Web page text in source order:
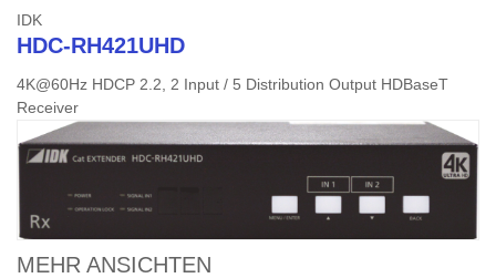
IDK
HDC-RH421UHD
4K@60Hz HDCP 2.2, 2 Input / 5 Distribution Output HDBaseT
Receiver
MEHR ANSICHTEN